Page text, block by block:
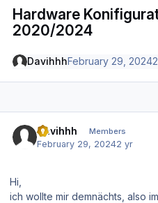
Hardware
2020/2024
DavihhhFebruary 29, 2024
Davihhh Members
February 29, 20242 yr
Hi,
ich wollte mir demnächts, also